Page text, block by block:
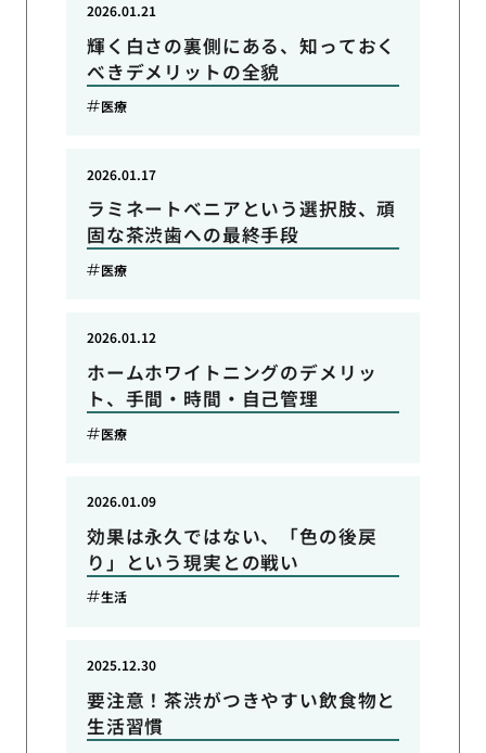
輝く白さの裏側にある、知っておく
べきデメリットの全貌
2026.01.21
医療
ラミネートベニアという選択肢、頑
固な茶渋歯への最終手段
2026.01.17
医療
ホームホワイトニングのデメリッ
ト、手間・時間・自己管理
2026.01.12
医療
効果は永久ではない、「色の後戻
り」という現実との戦い
2026.01.09
生活
要注意！茶渋がつきやすい飲食物と
生活習慣
2025.12.30